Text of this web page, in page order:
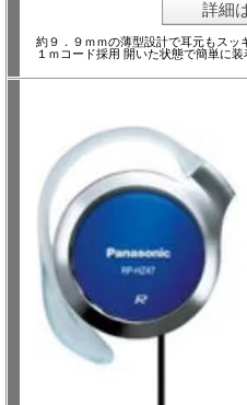
詳細
約９．９ｍｍの薄型設計で耳元もスッ
１ｍコード採用 開いた状態で簡単に